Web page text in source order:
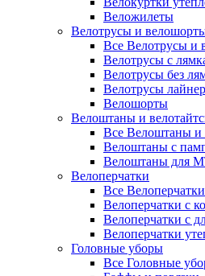
Веложилеты
Велотрусы и
Все Велотрусы и
Велотрусы с
Велотрусы без
Велотрусы
Велошорты
Велоштаны и
Все Велоштаны и
Велоштаны с
Велоштаны для
Велоперчатки
Все Велоперчатки
Велоперчатки с
Велоперчатки с
Велоперчатки
Головные уборы
Все Головные